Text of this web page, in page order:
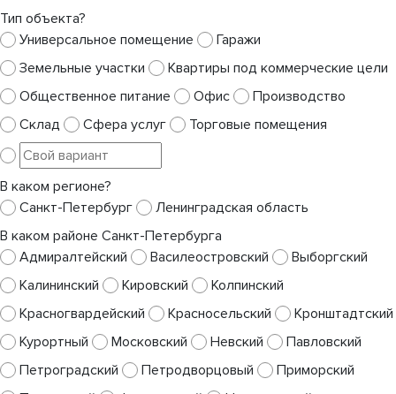
Тип объекта?
Универсальное помещение
Гаражи
Земельные участки
Квартиры под коммерческие цели
Общественное питание
Офис
Производство
Склад
Сфера услуг Торговые помещения
В каком регионе?
Санкт-Петербург
Ленинградская область
В каком районе Санкт-Петербурга
Адмиралтейский
Василеостровский
Выборгский
Калининский
Кировский
Колпинский
Красногвардейский
Красносельский
Кронштадтский
Курортный
Московский Невский
Павловский
Петроградский
Петродворцовый
Приморский